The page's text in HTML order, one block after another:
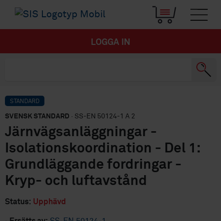
LOGGA IN
STANDARD
SVENSK STANDARD · SS-EN 50124-1 A 2
Järnvägsanläggningar -
Isolationskoordination - Del 1:
Grundläggande fordringar -
Kryp- och luftavstånd
Status: Upphävd